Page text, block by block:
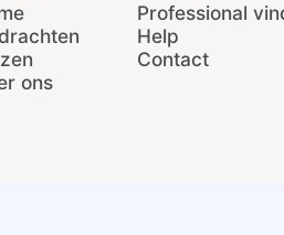
ons
Professional
Help
Contact